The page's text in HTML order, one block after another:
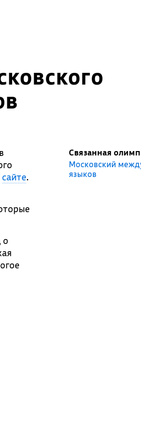
сайте.
о
Связанная
Московский
языков